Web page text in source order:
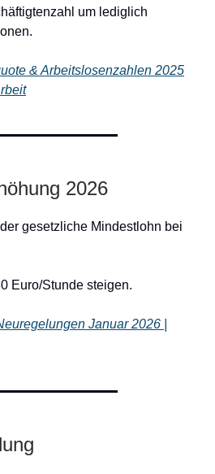
um lediglich
& Arbeitslosenzahlen 2025
2026
gesetzliche Mindestlohn bei
Euro/Stunde steigen.
Januar 2026 |